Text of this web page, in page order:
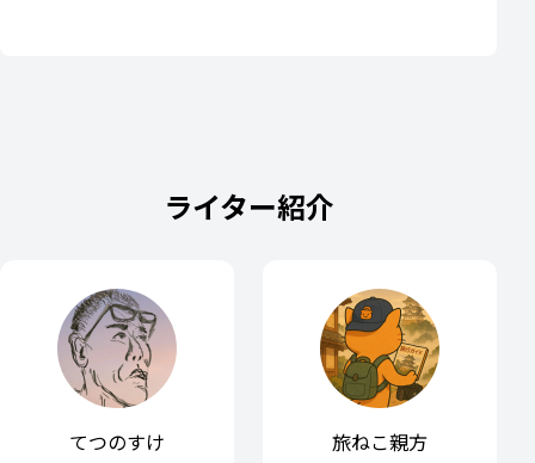
ライター紹介
てつのすけ 旅ねこ親方